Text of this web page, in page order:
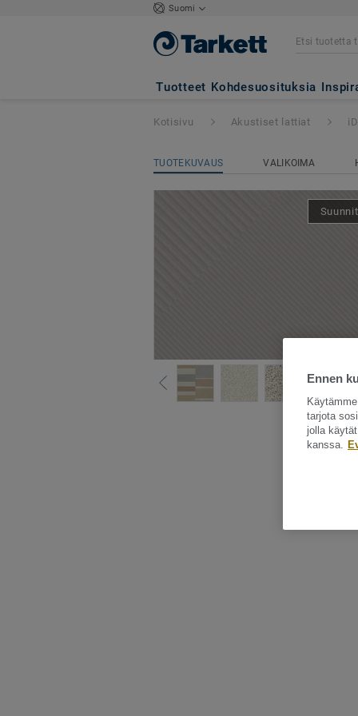
Suomi
Tuotteet Kohdesuosituksia
iD Square Loose-
Kotisivu Akustiset lattiat
TUOTEKUVAUS VALIKOIMA
Katso kaikki
Ennen
tarjota
jolla
kanssa.